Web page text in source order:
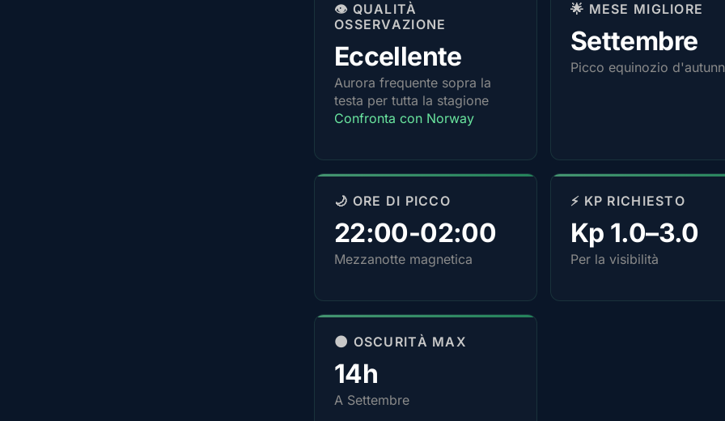
👁️ QUALITÀ
OSSERVAZIONE
Eccellente
Aurora frequente sopra la
testa per tutta la stagione
Confronta con Norway
🌟 MESE MIGLIORE
Settembre
Picco equinozio
🌙 ORE DI PICCO
22:00-02:00
Mezzanotte magnetica
⚡ KP RICHIESTO
Kp 1.0–3.0
Per la visibilità
🌑 OSCURITÀ MAX
14h
A Settembre